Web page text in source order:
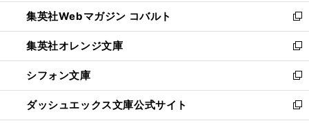
く
で
開
く
ン
ド
ウ
で
開
く
ウ
ィ
ン
ド
ウ
で
開
く
集英社Webマガジン コバルト
新
し
い
ウ
ィ
ン
ド
ウ
集英社オレンジ文庫
新
し
い
ウ
ィ
シフォン文庫
新
し
い
ダッシュエックス文庫公式サイト
新